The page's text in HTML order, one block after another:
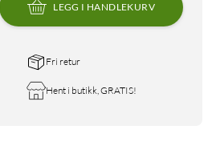
LEGG I HANDLEKURV
Fri retur
Hent i butikk, GRATIS!